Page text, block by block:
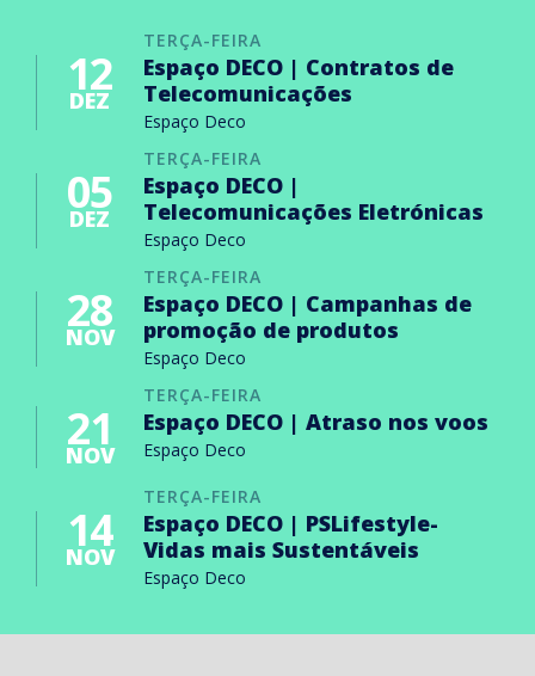
TERÇA-FEIRA
12
DEZ
Espaço DECO | Contratos de
Telecomunicações
Espaço Deco
TERÇA-FEIRA
05
DEZ
Espaço DECO |
Telecomunicações Eletrónicas
Espaço Deco
TERÇA-FEIRA
28
NOV
Espaço DECO | Campanhas de
promoção de produtos
Espaço Deco
TERÇA-FEIRA
21
NOV
Espaço DECO | Atraso nos voos
Espaço Deco
TERÇA-FEIRA
14
NOV
Espaço DECO | PSLifestyle-
Vidas mais Sustentáveis
Espaço Deco